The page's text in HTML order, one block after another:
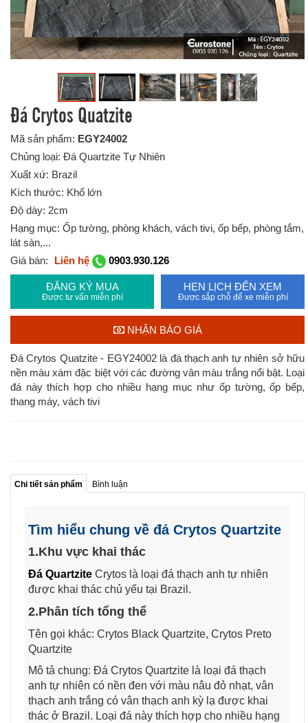
Đá Crytos Quatzite
Mã sản phẩm: EGY24002
Chủng loại: Đá Quartzite Tự Nhiên
Xuất xứ: Brazil
Kích thước: Khổ lớn
Độ dày: 2cm
Hạng mục: Ốp tường, phòng khách, vách tivi, ốp bếp, phòng tắm,
lát sàn,...
Giá bán:
Liên hệ 0903.930.126
ĐĂNG KÝ MUA
Được tư vấn miễn phí
HẸN LỊCH ĐẾN XEM
Được sắp chỗ để xe miễn phí
NHẬN BÁO GIÁ
Đá Crytos Quatzite - EGY24002 là đá thạch anh tự nhiên sở hữu
nền màu xám đặc biệt với các đường vân màu trắng nổi bật. Loại
đá này thích hợp cho nhiều hạng mục như ốp tường, ốp bếp,
thang máy, vách tivi
Chi tiết sản phẩm Bình luận
Tìm hiểu chung về đá Crytos Quartzite
1.Khu vực khai thác
Đá Quartzite Crytos là loại đá thạch anh tự nhiên
được khai thác chủ yếu tại Brazil.
2.Phân tích tổng thể
Tên gọi khác: Crytos Black Quartzite, Crytos Preto
Quartzite
Mô tả chung: Đá Crytos Quartzite là loại đá thạch
anh tự nhiên có nền đen với màu nâu đỏ nhạt, vân
thạch anh trắng có vân thạch anh kỳ lạ được khai
thác ở Brazil. Loại đá này thích hợp cho nhiều hạng